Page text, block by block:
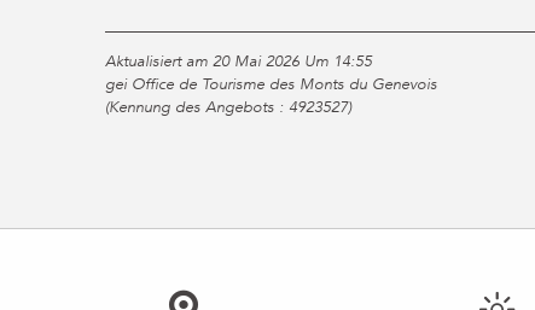
Aktualisiert am 20 Mai 2026 Um 14:55
gei Office de Tourisme des Monts du Genevois
(Kennung des Angebots : 4923527)